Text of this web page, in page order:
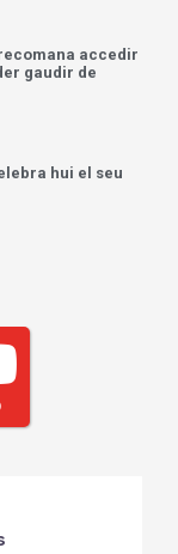
accedir
gaudir de
hui el seu